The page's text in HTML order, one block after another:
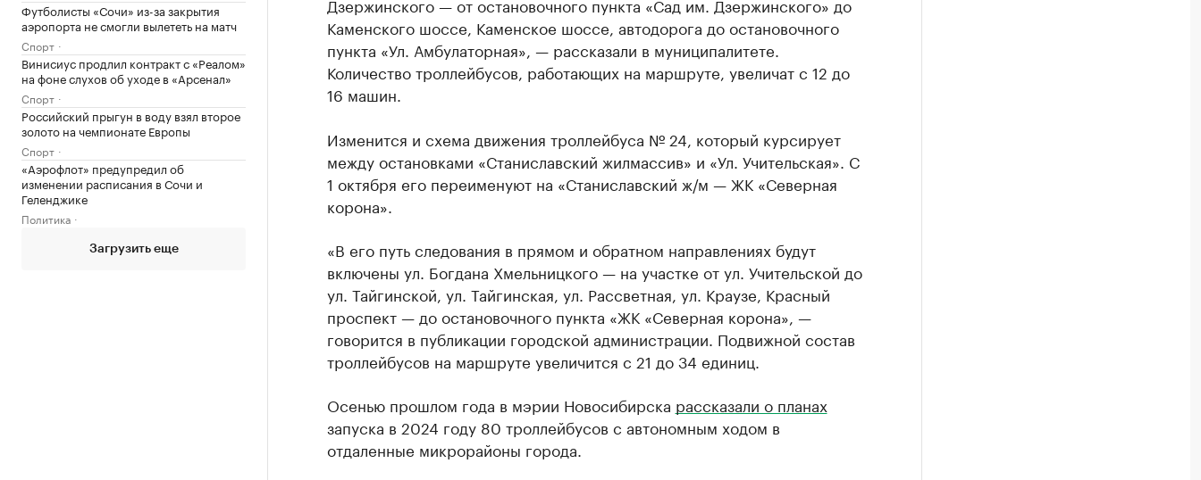
Футболисты «Сочи» из-за закрытия
аэропорта не смогли вылететь на матч
Спорт
Винисиус продлил контракт с «Реалом»
на фоне слухов об уходе в «Арсенал»
Спорт
Российский прыгун в воду взял второе
золото на чемпионате Европы
Спорт
«Аэрофлот» предупредил об
изменении расписания в Сочи и
Геленджике
Политика
Загрузить еще
Каменского шоссе, Каменское шоссе, автодорога до остановочного
пункта «Ул. Амбулаторная», — рассказали в муниципалитете.
Количество троллейбусов, работающих на маршруте, увеличат с 12 до
16 машин.
Изменится и схема движения троллейбуса № 24, который курсирует
между остановками «Станиславский жилмассив» и «Ул. Учительская». С
1 октября его переименуют на «Станиславский ж/м — ЖК «Северная
корона».
«В его путь следования в прямом и обратном направлениях будут
включены ул. Богдана Хмельницкого — на участке от ул. Учительской до
ул. Тайгинской, ул. Тайгинская, ул. Рассветная, ул. Краузе, Красный
проспект — до остановочного пункта «ЖК «Северная корона», —
говорится в публикации городской администрации. Подвижной состав
троллейбусов на маршруте увеличится с 21 до 34 единиц.
Осенью прошлом года в мэрии Новосибирска рассказали о планах
запуска в 2024 году 80 троллейбусов с автономным ходом в
отдаленные микрорайоны города.